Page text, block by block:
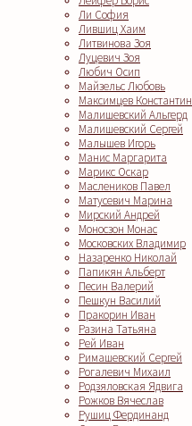
Ли София
Лившиц Хаим
Литвинова Зоя
Луцевич Зоя
Любич Осип
Майзельс Любовь
Максимцев Константин
Малишевский Альгерд
Малишевский Сергей
Малышев Игорь
Манис Маргарита
Марикс Оскар
Маслеников Павел
Матусевич Марина
Мирский Андрей
Моносзон Монас
Московских Владимир
Назаренко Николай
Папикян Альберт
Песин Валерий
Пешкун Василий
Пракорин Иван
Разина Татьяна
Рей Иван
Римашевский Сергей
Рогалевич Михаил
Родзяловская Ядвига
Рожков Вячеслав
Рушиц Фердинанд